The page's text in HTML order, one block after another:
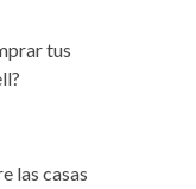
tus
las casas